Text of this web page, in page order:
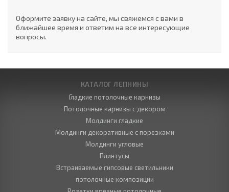
Оформите заявку на сайте, мы свяжемся с вами в
ближайшее время и ответим на все интересующие
вопросы.
КАТАЛОГ ЛЕПНИНЫ
Гладкие потолочные карнизы
Потолочные карнизы с декором
Молдинги гладкие
Молдинги декоративные с порезками
Молдинги угловые
Плинтусы
Встраиваемые гипсовые светильники
потолочные композиции